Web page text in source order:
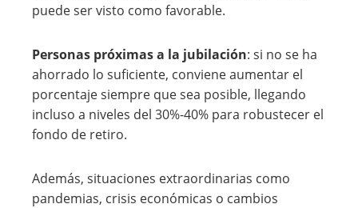
puede ser visto como favorable.
Personas próximas a la jubilación: si no se ha
ahorrado lo suficiente, conviene aumentar el
porcentaje siempre que sea posible, llegando
incluso a niveles del 30%-40% para robustecer el
fondo de retiro.
Además, situaciones extraordinarias como
pandemias, crisis económicas o cambios